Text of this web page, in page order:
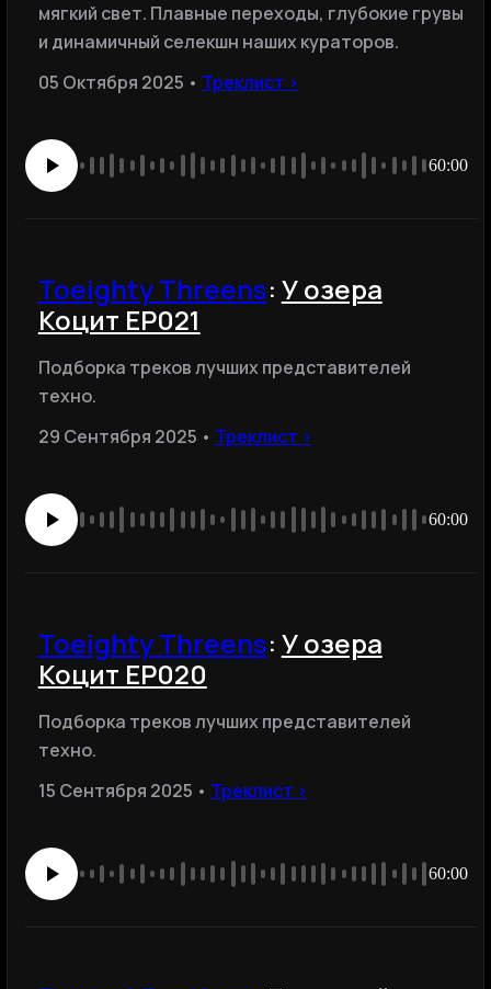
мягкий свет. Плавные переходы, глубокие грувы
и динамичный селекшн наших кураторов.
05 Октября 2025 • Треклист ›
60:00
Toeighty Threens: У озера
Коцит EP021
Подборка треков лучших представителей
техно.
29 Сентября 2025 • Треклист ›
60:00
Toeighty Threens: У озера
Коцит EP020
Подборка треков лучших представителей
техно.
15 Сентября 2025 • Треклист ›
60:00